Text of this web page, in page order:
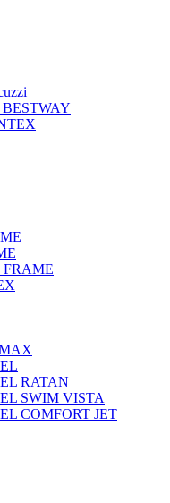
BESTWAY
RATAN
SWIM VISTA
COMFORT JET